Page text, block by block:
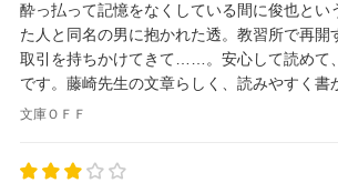
酔っ払って記憶をなくしている間に俊也とい
た人と同名の男に抱かれた透。教習所で再開
取引を持ちかけてきて……。安心して読めて
です。藤崎先生の文章らしく、読みやすく書
文庫ＯＦＦ